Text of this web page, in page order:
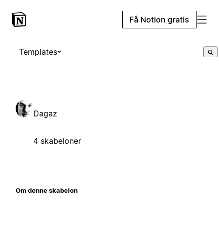
Få Notion gratis
Templates
Dagaz
4 skabeloner
Om denne skabelon